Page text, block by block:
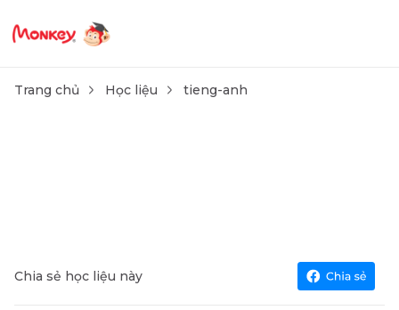
Trang chủ Học liệu tieng-anh
Chia sẻ học liệu này